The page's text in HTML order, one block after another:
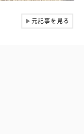
▶元記事を見る